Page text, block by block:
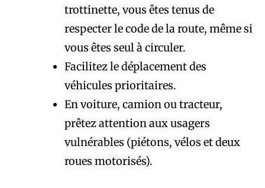
trottinette, vous êtes tenus de
respecter le code de la route, même si
vous êtes seul à circuler.
Facilitez le déplacement des
véhicules prioritaires.
En voiture, camion ou tracteur,
prêtez attention aux usagers
vulnérables (piétons, vélos et deux
roues motorisés).